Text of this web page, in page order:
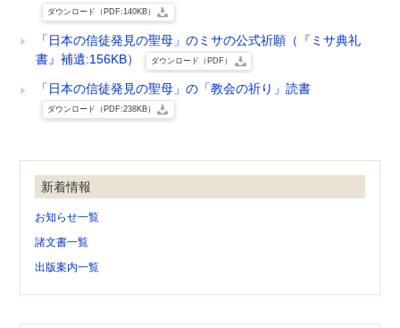
ダウンロード（PDF:140KB）
「日本の信徒発見の聖母」のミサの公式祈願（『ミサ典礼
書』補遺:156KB）
ダウンロード（PDF）
「日本の信徒発見の聖母」の「教会の祈り」読書
ダウンロード（PDF:238KB）
新着情報
お知らせ一覧
諸文書一覧
出版案内一覧